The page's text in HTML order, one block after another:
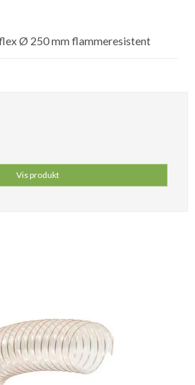
Ø 250 mm flammeresistent
Vis produkt